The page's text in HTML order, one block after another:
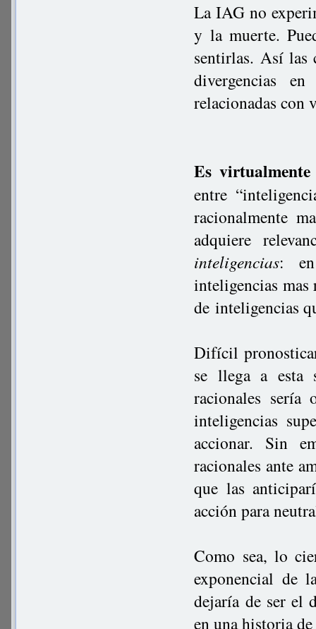
La IAG no
y la muerte.
sentirlas. Así las
divergencias
relacionadas con
Es
entre
racionalmente
adquiere
inteligencias:
inteligencias mas
de inteligencias
Difícil
se llega a esta
racionales sería
inteligencias
accionar. Sin
racionales ante
que las
acción para
Como sea, lo
exponencial de
dejaría de ser el
en una historia